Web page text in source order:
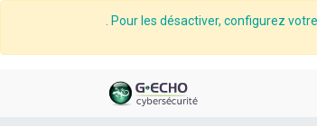
. Pour les désactiver, configurez